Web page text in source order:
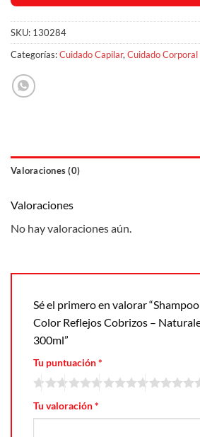
SKU: 130284
Categorías:Cuidado Capilar, Cuidado Corporal
Valoraciones (0)
Valoraciones
No hay valoraciones aún.
Sé el primero en valorar
Color Reflejos Cobrizos –
300ml”
Tu puntuación*
Tu valoración*